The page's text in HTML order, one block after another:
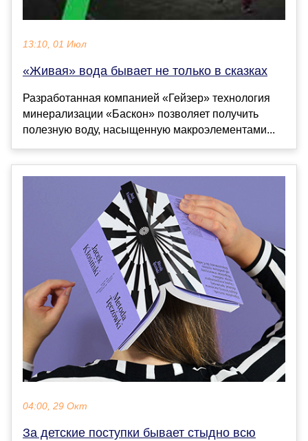
13:10, 01 Июл
«Живая» вода бывает не только в сказках
Разработанная компанией «Гейзер» технология
минерализации «Баскон» позволяет получить
полезную воду, насыщенную макроэлементами...
04:00, 29 Окт
За детские поступки бывает стыдно всю